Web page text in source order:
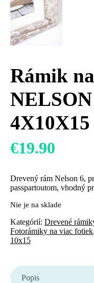
Rámik
4X10X15
€19.90
Drevený rám Nelson 6,
passpartoutom, vhodný
Nie je na sklade
Kategórií: Drevené
Fotorámiky na viac fotiek,
10x15
Popis